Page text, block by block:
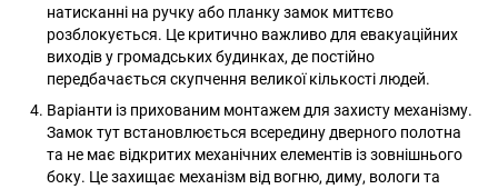
натисканні на ручку або планку замок миттєво
розблокується. Це критично важливо для евакуаційних
виходів у громадських будинках, де постійно
передбачається скупчення великої кількості людей.
Варіанти із прихованим монтажем для захисту механізму.
Замок тут встановлюється всередину дверного полотна
та не має відкритих механічних елементів із зовнішнього
боку. Це захищає механізм від вогню, диму, вологи та